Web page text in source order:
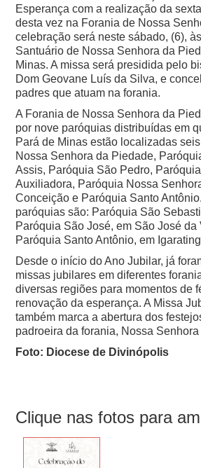
Esperança com a realização da
desta vez na Forania de Nossa
celebração será neste sábado, (6),
Santuário de Nossa Senhora da
Minas. A missa será presidida pelo
Dom Geovane Luís da Silva, e
padres que atuam na forania.
A Forania de Nossa Senhora da
por nove paróquias distribuídas em
Pará de Minas estão localizadas
Nossa Senhora da Piedade,
Assis, Paróquia São Pedro,
Auxiliadora, Paróquia Nossa
Conceição e Paróquia Santo
paróquias são: Paróquia São
Paróquia São José, em São José da
Paróquia Santo Antônio, em
Desde o início do Ano Jubilar, já
missas jubilares em diferentes
diversas regiões para momentos de
renovação da esperança. A Missa
também marca a abertura dos
padroeira da forania, Nossa
Foto: Diocese de Divinópolis
Clique nas fotos para